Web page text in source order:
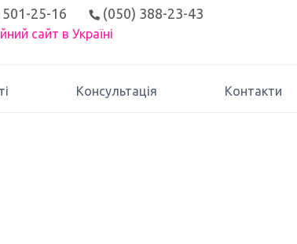
25-16 (050) 388-23-43
сайт в Україні
Консультація Контакти